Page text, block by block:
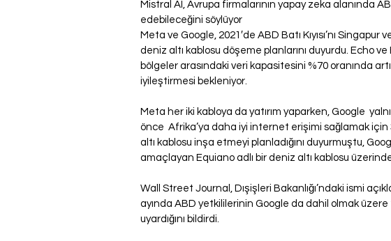
Mistral AI, Avrupa firmalarının yapay zeka alanında
edebileceğini söylüyor
Meta ve Google, 2021′de ABD Batı Kıyısı’nı
deniz altı kablosu döşeme planlarını duyurdu. Echo
bölgeler arasındaki veri kapasitesini %70 oranında
iyileştirmesi bekleniyor.
Meta her iki kabloya da yatırım yaparken, Google
önce  Afrika’ya daha iyi internet erişimi sağlamak
altı kablosu inşa etmeyi planladığını duyurmuştu,
amaçlayan Equiano adlı bir deniz altı kablosu üzerinde
Wall Street Journal, Dışişleri Bakanlığı’ndaki ismi
ayında ABD yetkililerinin Google da dahil olmak
uyardığını bildirdi.